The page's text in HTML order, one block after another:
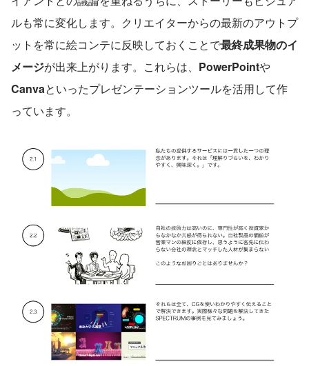
ルも常に変化します。クリエイターからの最新のアウトプ
ットを常に絵コンテに反映しておくことで最終成果物のイ
メージが出来上がります。これらは、 PowerPointや
Canvaといったプレゼンテーションツールを活用して作
っています。